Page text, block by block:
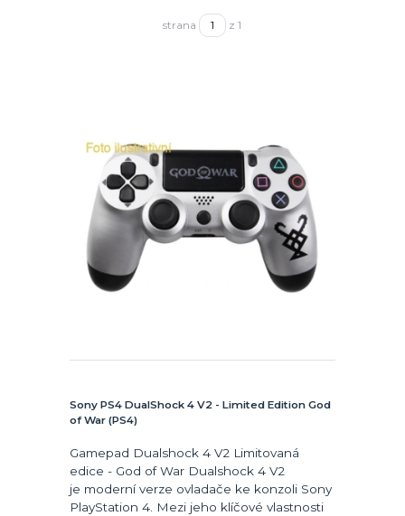
strana z 1
Sony PS4 DualShock 4 V2 - Limited Edition God
of War (PS4)
Gamepad Dualshock 4 V2 Limitovaná
edice - God of War Dualshock 4 V2
je moderní verze ovladače ke konzoli Sony
PlayStation 4. Mezi jeho klíčové vlastnosti